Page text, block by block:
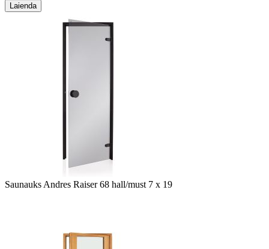
Laienda
Saunauks Andres Raiser 68 hall/must 7 x 19